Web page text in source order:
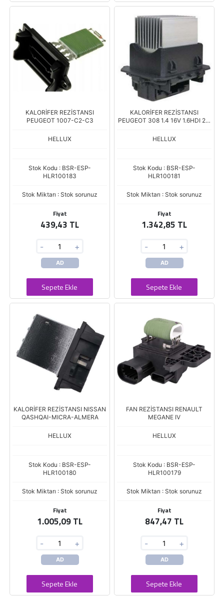
KALORİFER REZİSTANSI
PEUGEOT 1007-C2-C3
HELLUX
Stok Kodu : BSR-ESP-
HLR100183
Stok Miktarı : Stok sorunuz
Fiyat
439,43 TL
- +
AD
Sepete Ekle
KALORİFER REZİSTANSI
PEUGEOT 308 1.4 16V 1.6HDI 2.0
HELLUX
Stok Kodu : BSR-ESP-
HLR100181
Stok Miktarı : Stok sorunuz
Fiyat
1.342,85 TL
- +
AD
Sepete Ekle
KALORİFER REZİSTANSI NISSAN
QASHQAI-MICRA-ALMERA
HELLUX
Stok Kodu : BSR-ESP-
HLR100180
Stok Miktarı : Stok sorunuz
Fiyat
1.005,09 TL
- +
AD
Sepete Ekle
FAN REZİSTANSI RENAULT
MEGANE IV
HELLUX
Stok Kodu : BSR-ESP-
HLR100179
Stok Miktarı : Stok sorunuz
Fiyat
847,47 TL
- +
AD
Sepete Ekle